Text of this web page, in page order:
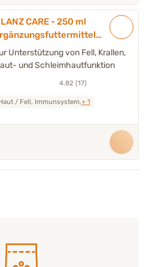
CARE - 250 ml
& Katze
Unterstützung von Fell, Krallen,
und Schleimhautfunktion
4.82 (17)
/ Fell, Immunsystem,+ 1